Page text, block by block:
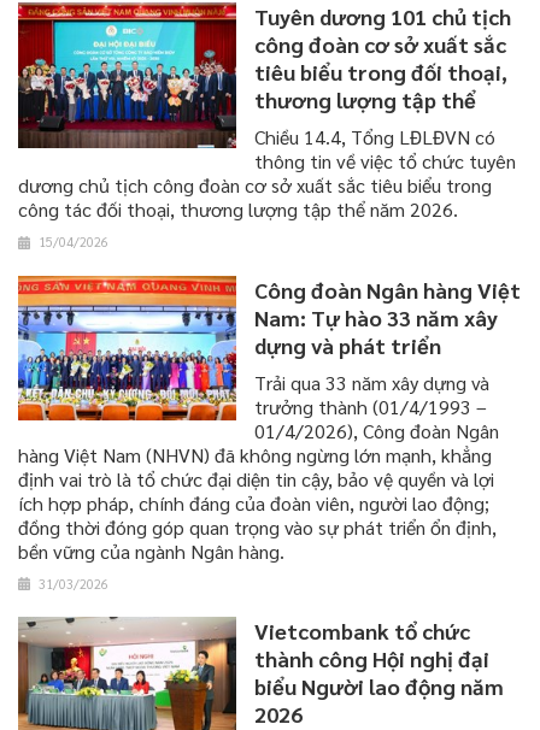
Tuyên dương 101 chủ tịch
công đoàn cơ sở xuất sắc
tiêu biểu trong đối thoại,
thương lượng tập thể
Chiều 14.4, Tổng LĐLĐVN có
thông tin về việc tổ chức tuyên
dương chủ tịch công đoàn cơ sở xuất sắc tiêu biểu trong
công tác đối thoại, thương lượng tập thể năm 2026.
15/04/2026
Công đoàn Ngân hàng Việt
Nam: Tự hào 33 năm xây
dựng và phát triển
​​​​​​​Trải qua 33 năm xây dựng và
trưởng thành (01/4/1993 –
01/4/2026), Công đoàn Ngân
hàng Việt Nam (NHVN) đã không ngừng lớn mạnh, khẳng
định vai trò là tổ chức đại diện tin cậy, bảo vệ quyền và lợi
ích hợp pháp, chính đáng của đoàn viên, người lao động;
đồng thời đóng góp quan trọng vào sự phát triển ổn định,
bền vững của ngành Ngân hàng.
31/03/2026
Vietcombank tổ chức
thành công Hội nghị đại
biểu Người lao động năm
2026